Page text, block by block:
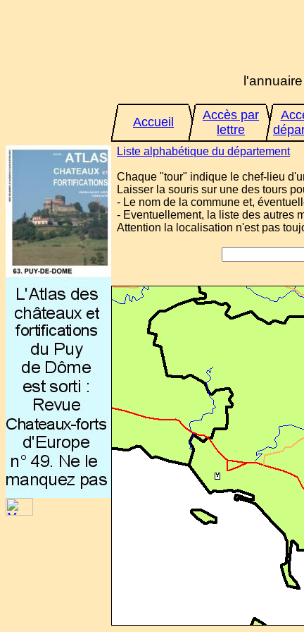
Accueil
Accès par
lettre
Liste alphabétique du département
Chaque "tour" indique le chef-lieu
Laisser la souris sur une des tours
- Le nom de la commune et,
- Eventuellement, la liste des autres
Attention la localisation n'est pas